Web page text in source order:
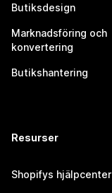
Butiksdesign
Marknadsföring och
konvertering
Butikshantering
Resurser
Shopifys hjälpcenter